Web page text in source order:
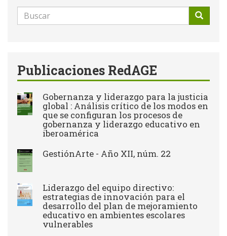
Formulario
de
Publicaciones RedAGE
Gobernanza y liderazgo para la justicia
global : Análisis crítico de los modos en
que se configuran los procesos de
gobernanza y liderazgo educativo en
iberoamérica
GestiónArte - Año XII, núm. 22
Liderazgo del equipo directivo:
estrategias de innovación para el
desarrollo del plan de mejoramiento
educativo en ambientes escolares
vulnerables